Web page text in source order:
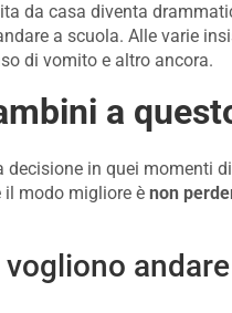
da casa diventa
a scuola. Alle varie
di vomito e altro ancora.
a
decisione in quei momenti
il modo migliore è non